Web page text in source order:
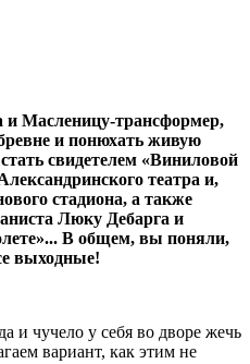
и Масленицу-трансформер,
и понюхать живую
свидетелем «Виниловой
театра и,
стадиона, а также
Люку Дебарга и
В общем, вы поняли,
выходные!
и чучело у себя во дворе жечь
вариант, как этим не